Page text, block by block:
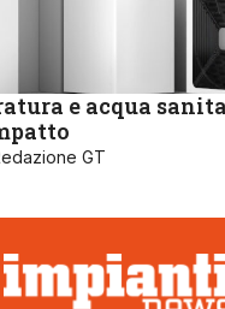
e acqua
GT